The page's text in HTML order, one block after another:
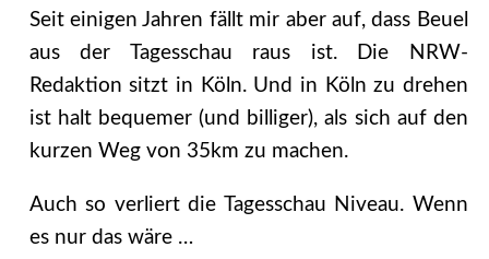
Seit einigen Jahren fällt mir aber auf, dass Beuel
aus der Tagesschau raus ist. Die NRW-
Redaktion sitzt in Köln. Und in Köln zu drehen
ist halt bequemer (und billiger), als sich auf den
kurzen Weg von 35km zu machen.
Auch so verliert die Tagesschau Niveau. Wenn
es nur das wäre …